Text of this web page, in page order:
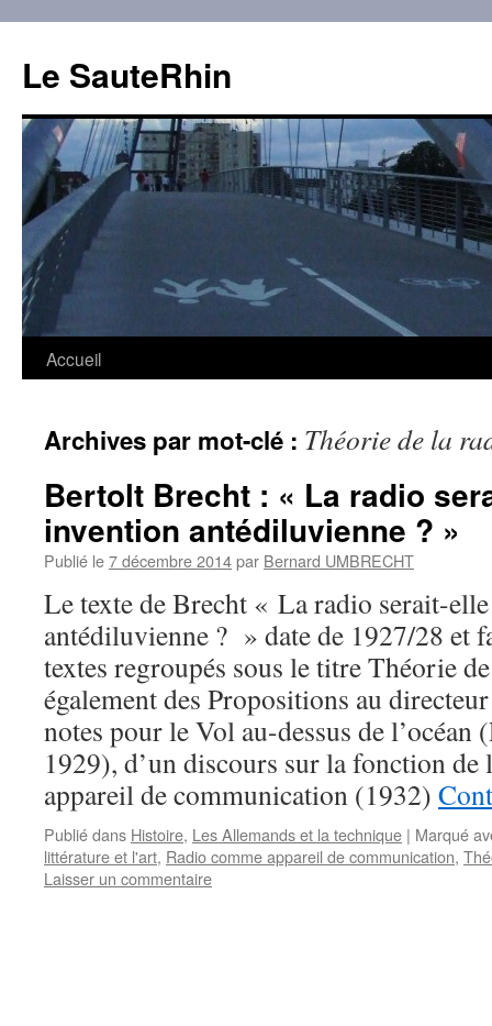
contenu
Le SauteRhin
Accueil
Archives par mot-clé : Théorie de la
Bertolt Brecht : « La radio
invention antédiluvienne ? »
Publié le7 décembre 2014par Bernard UMBRECHT
Le texte de Brecht « La radio serait-
antédiluvienne ? » date de 1927/28 et
textes regroupés sous le titre Théorie
également des Propositions au
notes pour le Vol au-dessus de l’océan
1929), d’un discours sur la fonction
appareil de communication (1932)
Publié dans Histoire, Les Allemands et la technique | Marqué
littérature et l'art, Radio comme appareil de communication,
Laisser un commentaire